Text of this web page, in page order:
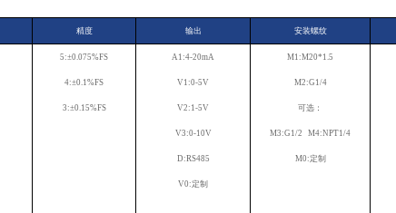
精度 输出 安装螺纹
5:±0.075%FS
4:±0.1%FS
3:±0.15%FS
A1:4-20mA
V1:0-5V
V2:1-5V
V3:0-10V
D:RS485
V0:定制
M1:M20*1.5
M2:G1/4
可选：
M3:G1/2 M4:NPT1/4
M0:定制